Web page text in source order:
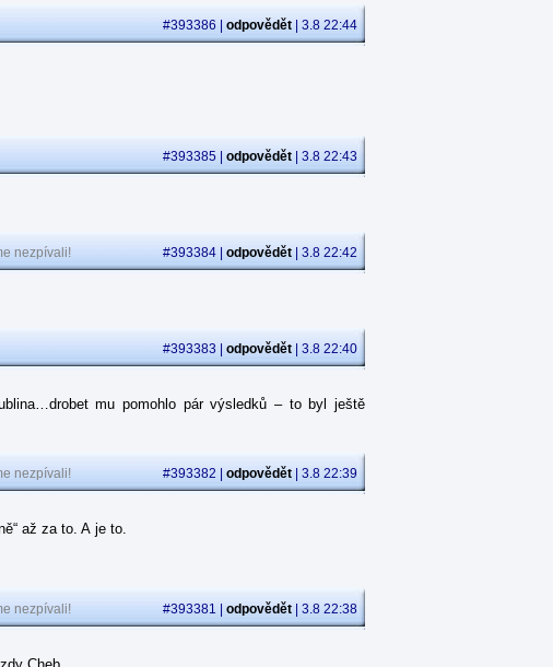
#393386 | odpovědět | 3.8 22:44
#393385 | odpovědět | 3.8 22:43
nezpívali! #393384 | odpovědět | 3.8 22:42
#393383 | odpovědět | 3.8 22:40
mu pomohlo pár výsledků – to byl ještě
nezpívali! #393382 | odpovědět | 3.8 22:39
až za to. A je to.
nezpívali! #393381 | odpovědět | 3.8 22:38